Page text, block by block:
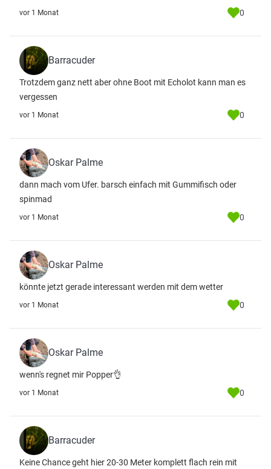
vor 1 Monat 0
Barracuder
Trotzdem ganz nett aber ohne Boot mit Echolot kann man es
vergessen
vor 1 Monat 0
Oskar Palme
dann mach vom Ufer. barsch einfach mit Gummifisch oder
spinmad
vor 1 Monat 0
Oskar Palme
könnte jetzt gerade interessant werden mit dem wetter
vor 1 Monat 0
Oskar Palme
wenn's regnet mir Popper👌
vor 1 Monat 0
Barracuder
Keine Chance geht hier 20-30 Meter komplett flach rein mit